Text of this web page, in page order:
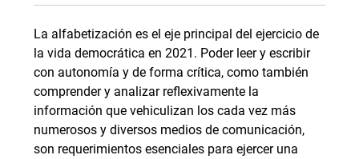
La alfabetización es el eje principal del ejercicio de
la vida democrática en 2021. Poder leer y escribir
con autonomía y de forma crítica, como también
comprender y analizar reflexivamente la
información que vehiculizan los cada vez más
numerosos y diversos medios de comunicación,
son requerimientos esenciales para ejercer una